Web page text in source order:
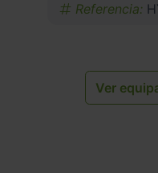
Referencia:
Ver